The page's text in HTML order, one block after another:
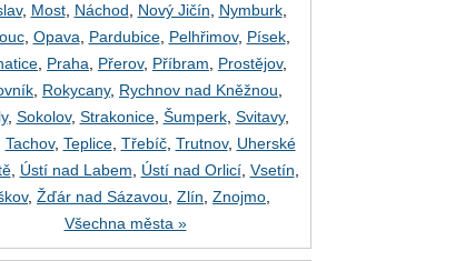
, Most, Náchod Nový Jičín Nymburk,
, Opava Pardubice, Pelhřimov, Písek,
Praha Přerov, Příbram Prostějov,
Rokycany, Rychnov nad Kněžnou
, Sokolov, Strakonice, Šumperk, Svitavy,
Tachov, Teplice, Třebíč, Trutnov, Uherské
, Ústí nad Labem Ústí nad Orlicí, Vsetín
, Žďár nad Sázavou Zlín Znojmo
Všechna města »